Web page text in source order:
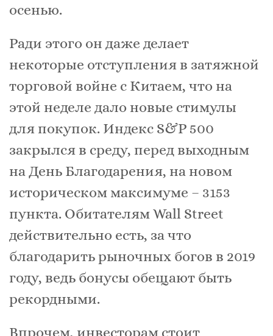
осенью.
Ради этого он даже делает
некоторые отступления в затяжной
торговой войне с Китаем, что на
этой неделе дало новые стимулы
для покупок. Индекс S&P 500
закрылся в среду, перед выходным
на День Благодарения, на новом
историческом максимуме – 3153
пункта. Обитателям Wall Street
действительно есть, за что
благодарить рыночных богов в 2019
году, ведь бонусы обещают быть
рекордными.
Впрочем, инвесторам стоит